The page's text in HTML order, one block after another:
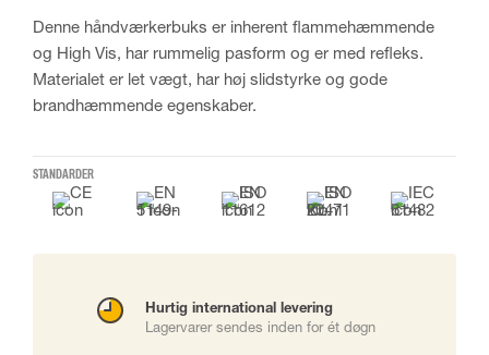
Denne håndværkerbuks er inherent flammehæmmende
og High Vis, har rummelig pasform og er med refleks.
Materialet er let vægt, har høj slidstyrke og gode
brandhæmmende egenskaber.
STANDARDER
Hurtig international levering
Lagervarer sendes inden for ét døgn